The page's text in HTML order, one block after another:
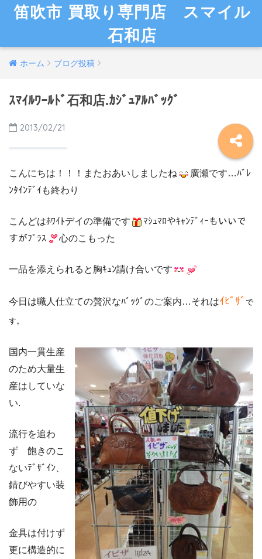
笛吹市 買取り専門店 スマイル
石和店
ホーム ブログ投稿
ｽﾏｲﾙﾜｰﾙﾄﾞ石和店.ｶｼﾞｭｱﾙﾊﾞｯｸﾞ
2013/02/21
こんにちは！！！またおあいしましたね
廣瀬です…ﾊﾞﾚ
ﾝﾀｲﾝﾃﾞｲも終わり
こんどはﾎﾜｲﾄデイの準備です
ﾏｼｭﾏﾛやｷｬﾝﾃﾞｨｰもいいで
すがﾌﾟﾗｽ
心のこもった
一品を添えられると胸ｷｭﾝ請け合いです
今日は職人仕立ての贅沢なﾊﾞｯｸﾞのご案内…それはｲﾋﾞｻﾞ で
す。
国内一貫生産
のため大量生
産はしていな
い.
流行を追わ
ず 飽きのこ
ないﾃﾞｻﾞｲﾝ、
錆びやすい装
飾用の
金具は付けず
更に構造的に